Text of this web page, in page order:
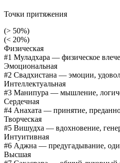
Точки притяжения
(> 50%)
(< 20%)
Физическая
#1 Муладхара — физическое
Эмоциональная
#2 Свадхистана — эмоции,
Интеллектуальная
#3 Манипура — мышление,
Сердечная
#4 Анахата — принятие,
Творческая
#5 Вишудха — вдохновение,
Интуитивная
#6 Аджна — предугадывание,
Высшая